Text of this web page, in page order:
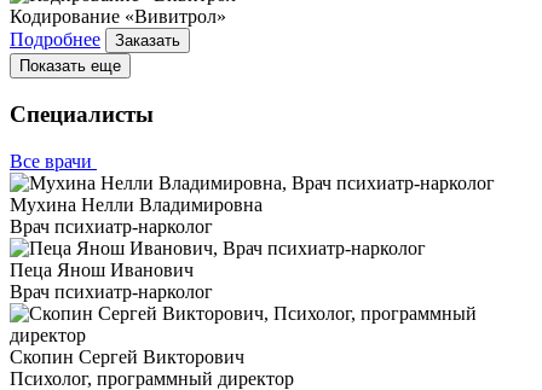
Кодирование «Вивитрол»
Подробнее
Заказать
Показать еще
Специалисты
Все врачи
Мухина Нелли Владимировна
Врач психиатр-нарколог
Пеца Янош Иванович
Врач психиатр-нарколог
Скопин Сергей Викторович
Психолог, программный директор